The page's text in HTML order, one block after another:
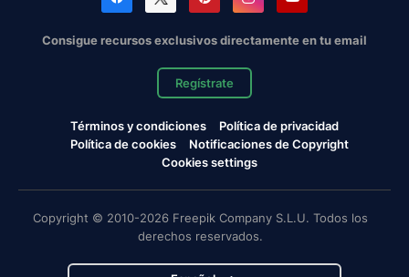
Consigue recursos exclusivos directamente en tu email
Regístrate
Términos y condiciones
Política de privacidad
Política de cookies
Notificaciones de Copyright
Cookies settings
Copyright © 2010-2026 Freepik Company S.L.U. Todos los
derechos reservados.